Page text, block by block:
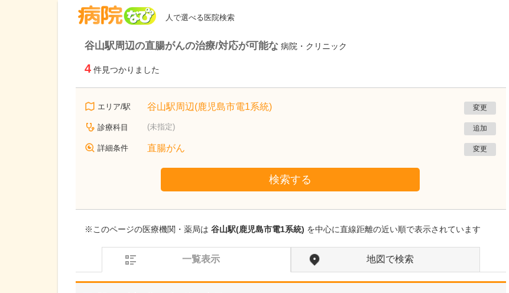
人で選べる医院検索
谷山駅周辺の直腸がんの治療/対応が可能な 病院・クリニック
4 件見つかりました
エリア/駅 谷山駅周辺(鹿児島市電1系統) 変更
診療科目 (未指定) 追加
詳細条件 直腸がん 変更
検索する
※このページの医療機関・薬局は 谷山駅(鹿児島市電1系統) を中心に直線距離の近い順で表示されています
一覧表示 地図で検索
鹿児島県鹿児島市
あいろ歯科医院
歯科医師を志したきっかけを教えてください。
中学生のときに出会った
女性の歯科医師に憧れた